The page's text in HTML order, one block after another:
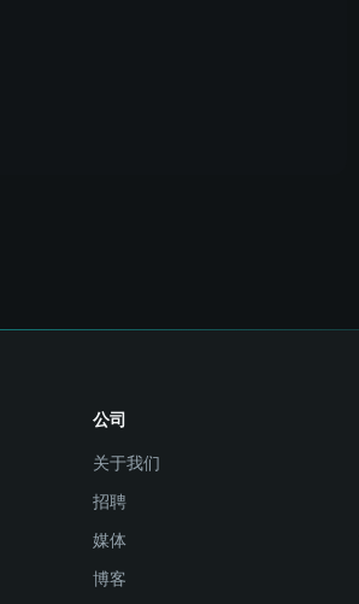
公司
关于我们
招聘
媒体
博客